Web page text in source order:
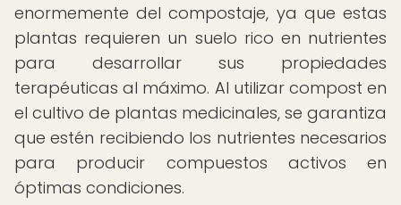
enormemente del compostaje, ya que estas
plantas requieren un suelo rico en nutrientes
para desarrollar sus propiedades
terapéuticas al máximo. Al utilizar compost en
el cultivo de plantas medicinales, se garantiza
que estén recibiendo los nutrientes necesarios
para producir compuestos activos en
óptimas condiciones.